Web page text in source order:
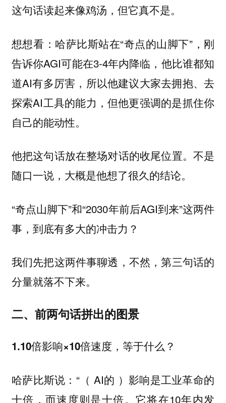
这句话读起来像鸡汤，但它真不是。
想想看：哈萨比斯站在“奇点的山脚下”，刚
告诉你AGI可能在3-4年内降临，他比谁都知
道AI有多厉害，所以他建议大家去拥抱、去
探索AI工具的能力，但他更强调的是抓住你
自己的能动性。
他把这句话放在整场对话的收尾位置。不是
随口一说，大概是他想了很久的结论。
“奇点山脚下”和“2030年前后AGI到来”这两件
事，到底有多大的冲击力？
我们先把这两件事聊透，不然，第三句话的
分量就落不下来。
二、前两句话拼出的图景
1.10倍影响×10倍速度，等于什么？
哈萨比斯说：“（ AI的 ）影响是工业革命的
十倍，而速度则是十倍。它将在10年内发